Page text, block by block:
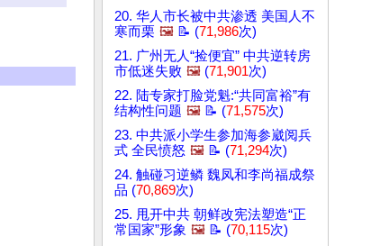
20. 华人市长被中共渗透 美国人不
寒而栗 🖼️ 📝 (71,986次)
21. 广州无人“捡便宜” 中共逆转房
市低迷失败 🖼️ (71,901次)
22. 陆专家打脸党魁:“共同富裕”有
结构性问题 🖼️ 📝 (71,575次)
23. 中共派小学生参加海参崴阅兵
式 全民愤怒 🖼️ 📝 (71,294次)
24. 触碰习逆鳞 魏凤和李尚福成祭
品 (70,869次)
25. 甩开中共 朝鲜改宪法塑造“正
常国家”形象 🖼️ 📝 (70,115次)